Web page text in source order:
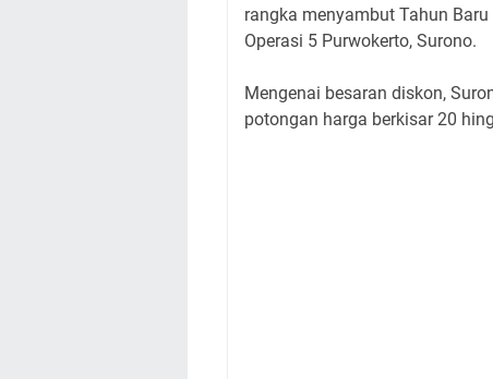
rangka menyambut Tahun
Operasi 5 Purwokerto, Surono.
Mengenai besaran diskon,
potongan harga berkisar 20